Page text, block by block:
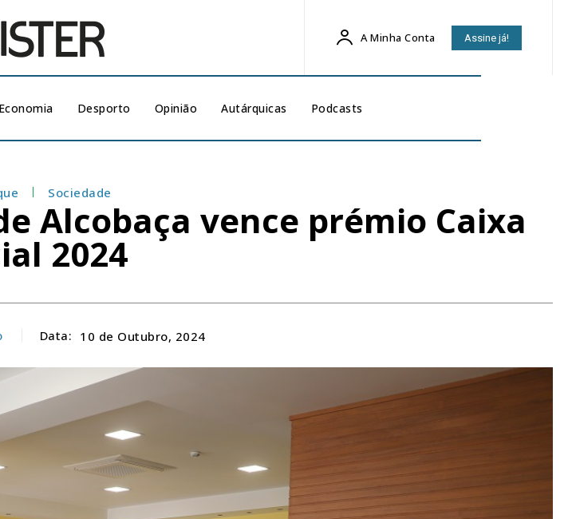
A Minha Conta Assine já!
Economia Desporto Opinião Autárquicas Podcasts
Sociedade
Alcobaça vence prémio Caixa
2024
Data: 10 de Outubro, 2024